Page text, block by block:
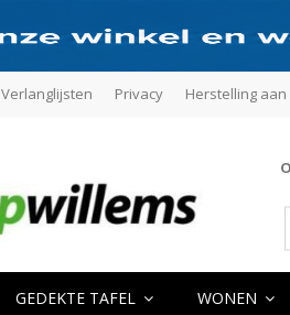
Verlanglijsten Privacy Herstelling aan
GEDEKTE TAFEL WONEN